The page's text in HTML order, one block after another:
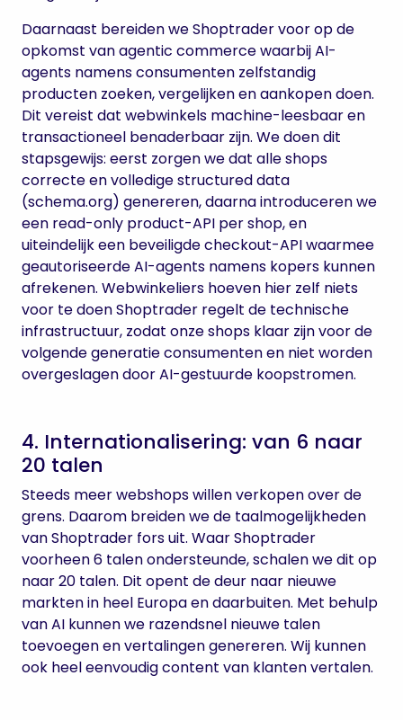
Daarnaast bereiden we Shoptrader voor op de
opkomst van agentic commerce waarbij AI-
agents namens consumenten zelfstandig
producten zoeken, vergelijken en aankopen doen.
Dit vereist dat webwinkels machine-leesbaar en
transactioneel benaderbaar zijn. We doen dit
stapsgewijs: eerst zorgen we dat alle shops
correcte en volledige structured data
(schema.org) genereren, daarna introduceren we
een read-only product-API per shop, en
uiteindelijk een beveiligde checkout-API waarmee
geautoriseerde AI-agents namens kopers kunnen
afrekenen. Webwinkeliers hoeven hier zelf niets
voor te doen Shoptrader regelt de technische
infrastructuur, zodat onze shops klaar zijn voor de
volgende generatie consumenten en niet worden
overgeslagen door AI-gestuurde koopstromen.
4. Internationalisering: van 6 naar
20 talen
Steeds meer webshops willen verkopen over de
grens. Daarom breiden we de taalmogelijkheden
van Shoptrader fors uit. Waar Shoptrader
voorheen 6 talen ondersteunde, schalen we dit op
naar 20 talen. Dit opent de deur naar nieuwe
markten in heel Europa en daarbuiten. Met behulp
van AI kunnen we razendsnel nieuwe talen
toevoegen en vertalingen genereren. Wij kunnen
ook heel eenvoudig content van klanten vertalen.